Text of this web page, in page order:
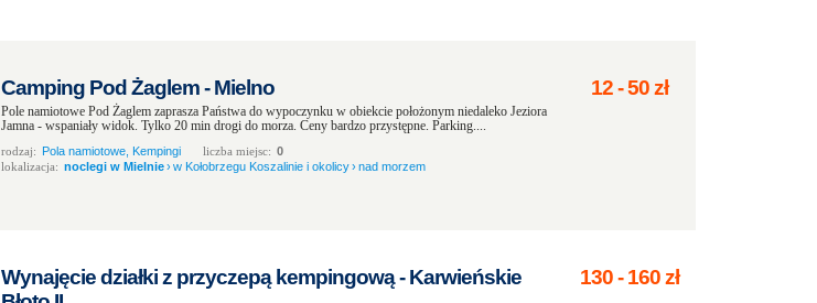
Camping Pod Żaglem - Mielno
Pole namiotowe Pod Żaglem zaprasza Państwa do wypoczynku w obiekcie położonym niedaleko Jeziora
Jamna - wspaniały widok. Tylko 20 min drogi do morza. Ceny bardzo przystępne. Parking....
rodzaj: Pola namiotowe, Kempingi liczba miejsc: 0
lokalizacja: noclegi w Mielnie›w Kołobrzegu Koszalinie i okolicy›nad morzem
12-50zł
Wynajęcie działki z przyczepą kempingową - Karwieńskie
130-160zł